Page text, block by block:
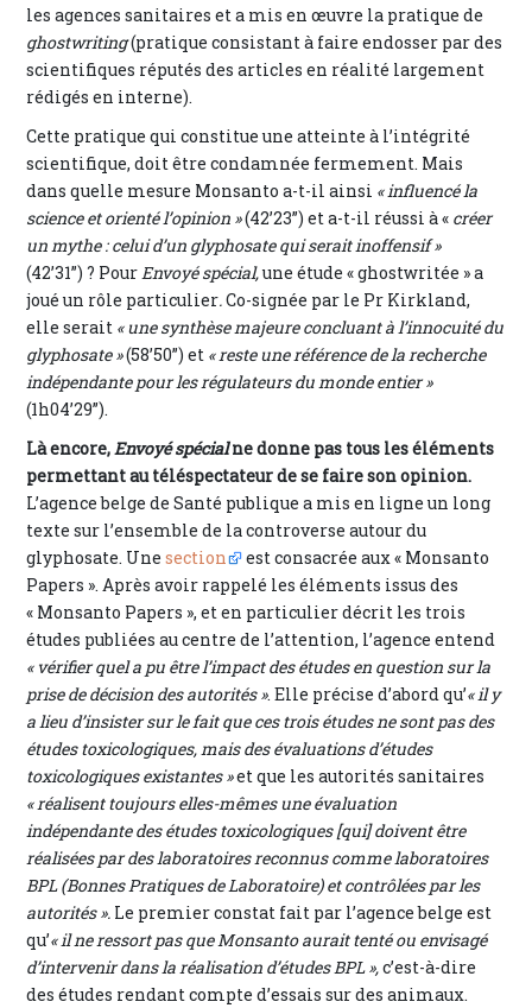
les agences sanitaires et a mis en œuvre la pratique de
ghostwriting(pratique consistant à faire endosser par des
scientifiques réputés des articles en réalité largement
rédigés en interne).
Cette pratique qui constitue une atteinte à l’intégrité
scientifique, doit être condamnée fermement. Mais
dans quelle mesure Monsanto a-t-il ainsi « influencé la
science et orienté l’opinion »(42’23”) et a-t-il réussi à « créer
un mythe : celui d’un glyphosate qui serait inoffensif »
(42’31”) ? Pour Envoyé spécial,une étude « ghostwritée » a
joué un rôle particulier.Co-signée par le Pr Kirkland,
elle serait « une synthèse majeure concluant à l’innocuité du
glyphosate »(58’50”) et « reste une référence de la recherche
indépendante pour les régulateurs du monde entier »
(1h04’29”).
Là encore, Envoyé spécialne donne pas tous les éléments
permettant au téléspectateur de se faire son opinion.
L’agence belge de Santé publique a mis en ligne un long
texte sur l’ensemble de la controverse autour du
glyphosate. Unesection
est consacrée aux « Monsanto
Papers ». Après avoir rappelé les éléments issus des
« Monsanto Papers », et en particulier décrit les trois
études publiées au centre de l’attention, l’agence entend
« vérifier quel a pu être l’impact des études en question sur la
prise de décision des autorités ». Elle précise d’abord qu’« il y
a lieu d’insister sur le fait que ces trois études ne sont pas des
études toxicologiques, mais des évaluations d’études
toxicologiques existantes »et que les autorités sanitaires
« réalisent toujours elles-mêmes une évaluation
indépendante des études toxicologiques [qui] doivent être
réalisées par des laboratoires reconnus comme laboratoires
BPL (Bonnes Pratiques de Laboratoire) et contrôlées par les
autorités ». Le premier constat fait par l’agence belge est
qu’« il ne ressort pas que Monsanto aurait tenté ou envisagé
d’intervenir dans la réalisation d’études BPL »,c’est-à-dire
des études rendant compte d’essais sur des animaux.